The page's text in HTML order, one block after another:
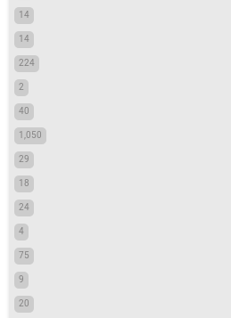
14
14
224
2
40
1,050
29
18
24
4
75
9
20